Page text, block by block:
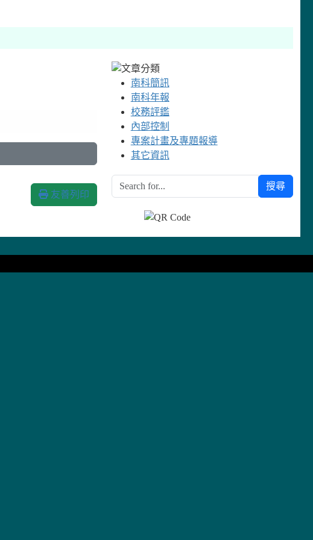
友善列印
南科簡訊
南科年報
校務評鑑
內部控制
專案計畫及專題報導
其它資訊
搜尋